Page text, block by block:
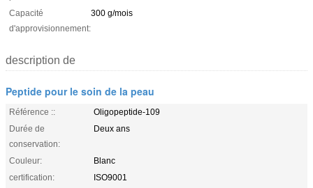
Capacité
d'approvisionnement:
300 g/mois
description de
Peptide pour le soin de la peau
Référence ::
Oligopeptide-109
Durée de
conservation:
Deux ans
Couleur:
Blanc
certification:
ISO9001